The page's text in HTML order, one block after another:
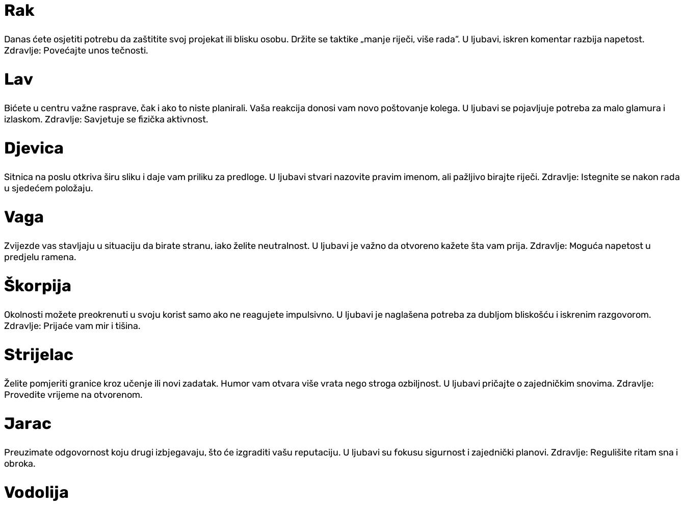
Rak
Danas ćete osjetiti potrebu da zaštitite svoj projekat ili blisku osobu. Držite se taktike „manje riječi, više rada“. U ljubavi, iskren komentar razbija napetost.
Zdravlje: Povećajte unos tečnosti.
Lav
Bićete u centru važne rasprave, čak i ako to niste planirali. Vaša reakcija donosi vam novo poštovanje kolega. U ljubavi se pojavljuje potreba za malo glamura i
izlaskom. Zdravlje: Savjetuje se fizička aktivnost.
Djevica
Sitnica na poslu otkriva širu sliku i daje vam priliku za predloge. U ljubavi stvari nazovite pravim imenom, ali pažljivo birajte riječi. Zdravlje: Istegnite se nakon rada
u sjedećem položaju.
Vaga
Zvijezde vas stavljaju u situaciju da birate stranu, iako želite neutralnost. U ljubavi je važno da otvoreno kažete šta vam prija. Zdravlje: Moguća napetost u
predjelu ramena.
Škorpija
Okolnosti možete preokrenuti u svoju korist samo ako ne reagujete impulsivno. U ljubavi je naglašena potreba za dubljom bliskošću i iskrenim razgovorom.
Zdravlje: Prijaće vam mir i tišina.
Strijelac
Želite pomjeriti granice kroz učenje ili novi zadatak. Humor vam otvara više vrata nego stroga ozbiljnost. U ljubavi pričajte o zajedničkim snovima. Zdravlje:
Provedite vrijeme na otvorenom.
Jarac
Preuzimate odgovornost koju drugi izbjegavaju, što će izgraditi vašu reputaciju. U ljubavi su fokusu sigurnost i zajednički planovi. Zdravlje: Regulišite ritam sna i
obroka.
Vodolija